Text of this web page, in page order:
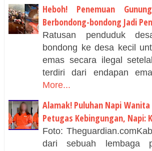
Heboh! Penemuan
Berbondong-bondong Jadi
Ratusan penduduk
bondong ke desa kecil
emas secara ilegal
terdiri dari endapan
More...
Alamak! Puluhan Napi
Petugas Kebingungan, Napi:
Foto:
dari sebuah lembaga